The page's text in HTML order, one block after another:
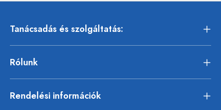
Tanácsadás és szolgáltatás:
Rólunk
Rendelési információk